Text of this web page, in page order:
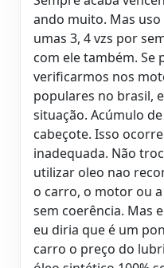
ando muito. Mas
umas 3, 4 vzs por
com ele também. Se
verificarmos nos
populares no brasil,
situação. Acúmulo
cabeçote. Isso
inadequada. Não
utilizar oleo nao
o carro, o motor ou
sem coerência. Mas
eu diria que é um
carro o preço do